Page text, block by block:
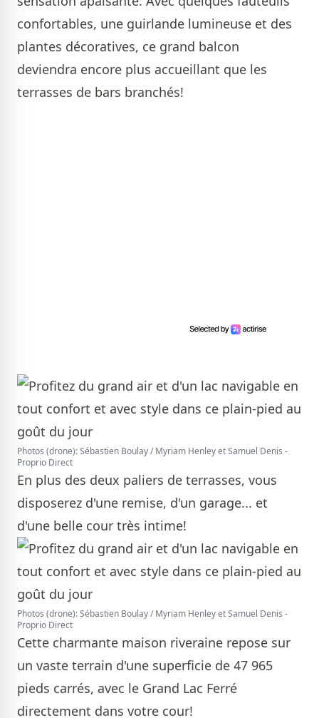
confortables, une guirlande lumineuse et des
plantes décoratives, ce grand balcon
deviendra encore plus accueillant que les
terrasses de bars branchés!
Photos (drone): Sébastien Boulay / Myriam Henley et Samuel Denis -
Proprio Direct
En plus des deux paliers de terrasses, vous
disposerez d'une remise, d'un garage... et
d'une belle cour très intime!
Photos (drone): Sébastien Boulay / Myriam Henley et Samuel Denis -
Proprio Direct
Cette charmante maison riveraine repose sur
un vaste terrain d'une superficie de 47 965
pieds carrés, avec le Grand Lac Ferré
directement dans votre cour!